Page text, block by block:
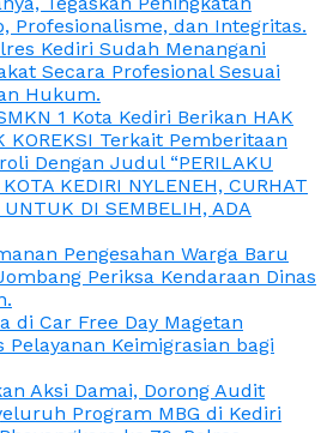
Profesionalisme, dan Integritas.
Kediri Sudah Menangani
Secara Profesional Sesuai
Hukum.
1 Kota Kediri Berikan HAK
KOREKSI Terkait Pemberitaan
Dengan Judul “PERILAKU
KEDIRI NYLENEH, CURHAT
UNTUK DI SEMBELIH, ADA
Pengesahan Warga Baru
Periksa Kendaraan Dinas
di Car Free Day Magetan
Pelayanan Keimigrasian bagi
Aksi Damai, Dorong Audit
Program MBG di Kediri